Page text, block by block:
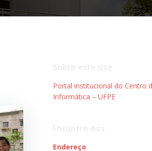
Portal institucional do Centro
Informática – UFPE
Endereço